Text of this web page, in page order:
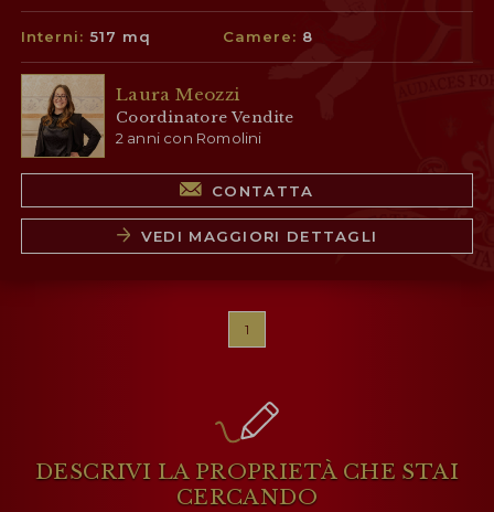
Interni:517 mq Camere: 8
Laura Meozzi
Coordinatore Vendite
2 anni con Romolini
CONTATTA
VEDI MAGGIORI DETTAGLI
1
DESCRIVI LA PROPRIETÀCHE STAI
CERCANDO